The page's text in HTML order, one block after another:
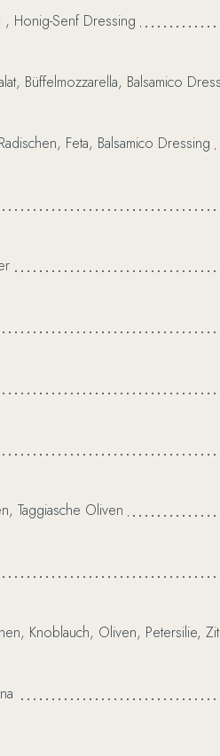
, Honig-Senf Dressing
Büffelmozzarella, Balsamico
Radischen, Feta, Balsamico Dressing
Taggiasche Oliven
Knoblauch, Oliven, Petersilie,